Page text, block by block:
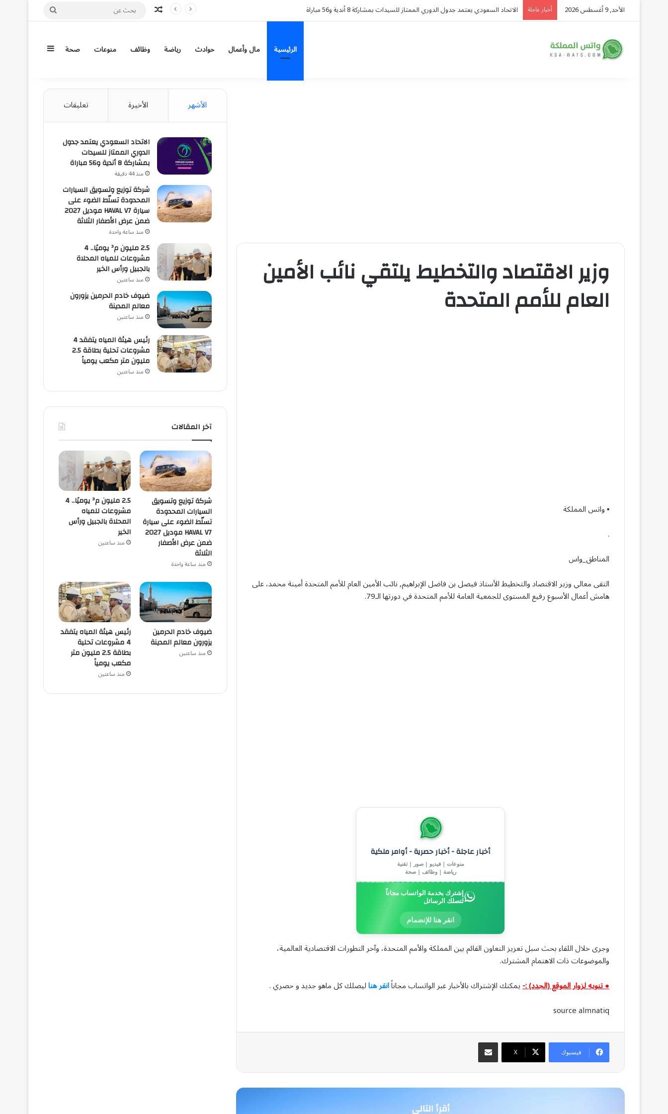
الأحد, 9 أغسطس 2026 أخبار عاجلة شركة توزيع وتسويق السيارات المحدودة تسلّط الضوء على سيارة HAVAL V7 موديل 2027 ضمن عرض الأصفار الثلاثة مقال عشوائي
بحث
الرئيسية مال وأعمال حوادث رياضة وظائف منوعات صحة إضافة عمود
وزير الاقتصاد والتخطيط يلتقي نائب الأمين
العام للأمم المتحدة
▪︎ واتس المملكة
.
المناطق_واس
التقى معالي وزير الاقتصاد والتخطيط الأستاذ فيصل بن فاضل الإبراهيم, نائب الأمين العام للأمم المتحدة أمينة محمد، على
هامش أعمال الأسبوع رفيع المستوى للجمعية العامة للأمم المتحدة في دورتها الـ79.
أخبار عاجلة - أخبار حصرية - أوامر ملكية
منوعات | فيديو | صور | تقنية
رياضة | وظائف | صحة
إشترك بخدمة الواتساب مجاناً
لتصلك الرسائل
انقر هنا للإنضمام
وجرى خلال اللقاء بحث سبل تعزيز التعاون القائم بين المملكة والأمم المتحدة، وآخر التطورات الاقتصادية العالمية،
والموضوعات ذات الاهتمام المشترك.
● تنويه لزوار الموقع (الجدد) :-يمكنك الإشتراك بالأخبار عبر الواتساب مجاناًانقر هناليصلك كل ماهو جديد و حصري .
source almnatiq
فيسبوك ‫X
مشاركة عبر البريد
أقرأ التالي
الأشهر الأخيرة تعليقات
الاتحاد السعودي يعتمد جدول
الدوري الممتاز للسيدات
بمشاركة 8 أندية و56 مباراة
منذ 44 دقيقة
شركة توزيع وتسويق السيارات
المحدودة تسلّط الضوء على
سيارة HAVAL V7 موديل 2027
ضمن عرض الأصفار الثلاثة
منذ ساعة واحدة
2.5 مليون م³ يوميًا.. 4
مشروعات للمياه المحلاة
بالجبيل ورأس الخير
منذ ساعتين
ضيوف خادم الحرمين يزورون
معالم المدينة
منذ ساعتين
رئيس هيئة المياه يتفقد 4
مشروعات تحلية بطاقة 2.5
مليون متر مكعب يومياً
منذ ساعتين
آخر المقالات
شركة توزيع وتسويق
السيارات المحدودة
تسلّط الضوء على سيارة
HAVAL V7 موديل 2027
ضمن عرض الأصفار
الثلاثة
منذ ساعة واحدة
2.5 مليون م³ يوميًا.. 4
مشروعات للمياه
المحلاة بالجبيل ورأس
الخير
منذ ساعتين
ضيوف خادم الحرمين
يزورون معالم المدينة
منذ ساعتين
رئيس هيئة المياه يتفقد
4 مشروعات تحلية
بطاقة 2.5 مليون متر
مكعب يومياً
منذ ساعتين